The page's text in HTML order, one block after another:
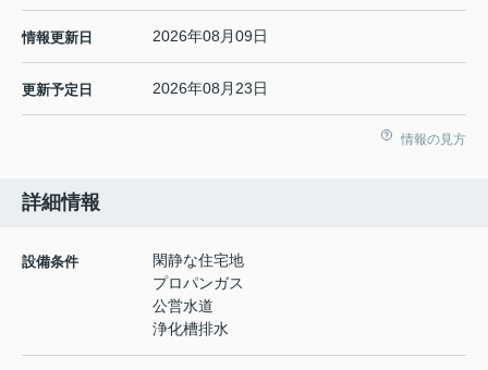
情報更新日 2026年08月09日
更新予定日 2026年08月23日
情報の見方
詳細情報
設備条件
閑静な住宅地
プロパンガス
公営水道
浄化槽排水